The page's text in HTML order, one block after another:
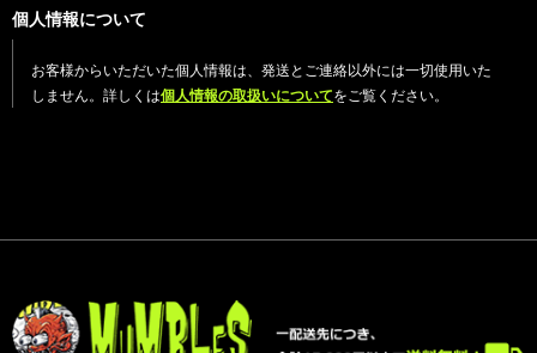
個人情報について
お客様からいただいた個人情報は、発送とご連絡以外には一切使用いた
しません。詳しくは個人情報の取扱いについてをご覧ください。